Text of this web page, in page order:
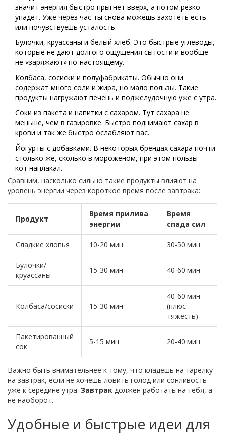
значит энергия быстро прыгнет вверх, а потом резко
упадёт. Уже через час ты снова можешь захотеть есть
или почувствуешь усталость.
Булочки, круассаны и белый хлеб. Это быстрые углеводы,
которые не дают долгого ощущения сытости и вообще
не «заряжают» по-настоящему.
Колбаса, сосиски и полуфабрикаты. Обычно они
содержат много соли и жира, но мало пользы. Такие
продукты нагружают печень и поджелудочную уже с утра.
Соки из пакета и напитки с сахаром. Тут сахара не
меньше, чем в газировке. Быстро поднимают сахар в
крови и так же быстро ослабляют вас.
Йогурты с добавками. В некоторых брендах сахара почти
столько же, сколько в мороженом, при этом пользы —
кот наплакал.
Сравним, насколько сильно такие продукты влияют на
уровень энергии через короткое время после завтрака:
Продукт
Время прилива
энергии
Время
спада сил
Сладкие хлопья 10-20 мин 30-50 мин
Булочки/
круассаны
15-30 мин 40-60 мин
Колбаса/сосиски 15-30 мин
40-60 мин
(плюс
тяжесть)
Пакетированный
сок
5-15 мин 20-40 мин
Важно быть внимательнее к тому, что кладёшь на тарелку
на завтрак, если не хочешь ловить голод или сонливость
уже к середине утра. Завтрак должен работать на тебя, а
не наоборот.
Удобные и быстрые идеи для